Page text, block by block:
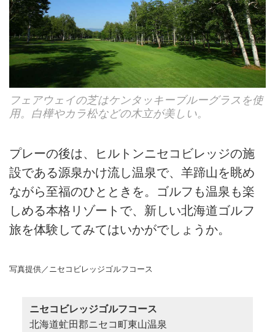
フェアウェイの芝はケンタッキーブルーグラスを使
用。白樺やカラ松などの木立が美しい。
プレーの後は、ヒルトンニセコビレッジの施
設である源泉かけ流し温泉で、羊蹄山を眺め
ながら至福のひとときを。ゴルフも温泉も楽
しめる本格リゾートで、新しい北海道ゴルフ
旅を体験してみてはいかがでしょうか。
写真提供／ニセコビレッジゴルフコース
ニセコビレッジゴルフコース
北海道虻田郡ニセコ町東山温泉